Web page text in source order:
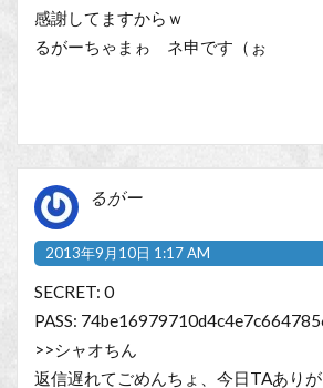
感謝してますからｗ
るがーちゃまゎ ネ申です（ぉ
るがー
2013年9月10日 1:17 AM
SECRET: 0
PASS:
>>シャオちん
返信遅れてごめんちょ、今日TAあり